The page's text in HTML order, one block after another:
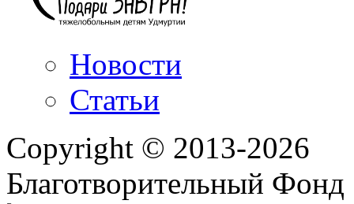
Новости
Статьи
Copyright © 2013-2026
Благотворительный